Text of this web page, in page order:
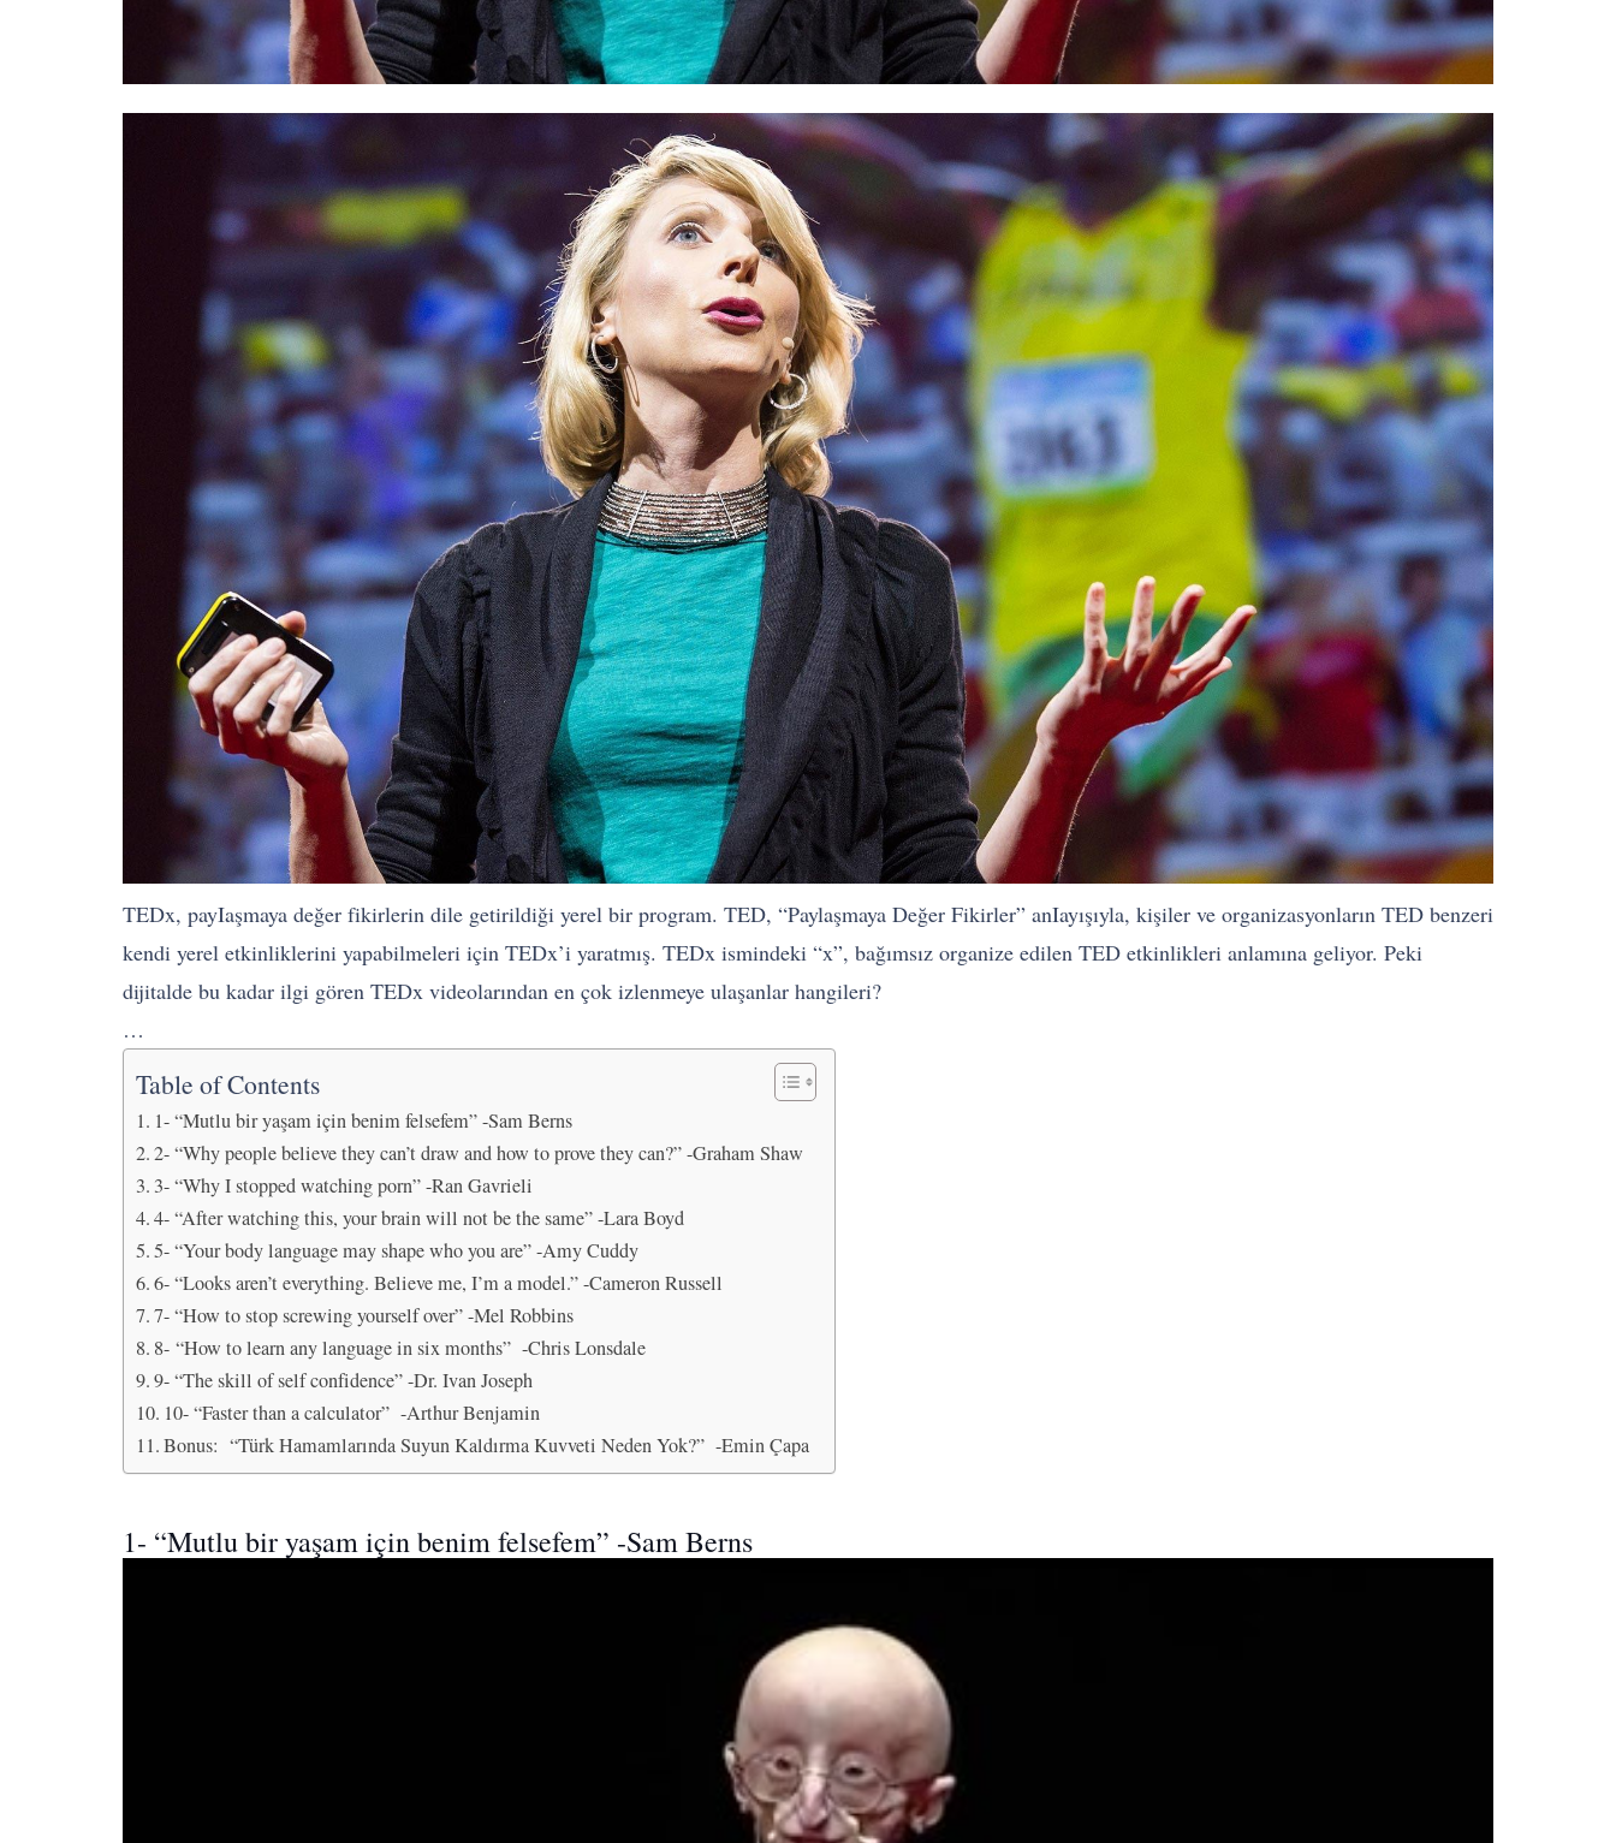
TEDx, payIaşmaya değer fikirlerin dile getirildiği yerel bir program. TED, “Paylaşmaya Değer Fikirler” anIayışıyla, kişiler ve organizasyonların TED benzeri
kendi yerel etkinliklerini yapabilmeleri için TEDx’i yaratmış. TEDx ismindeki “x”, bağımsız organize edilen TED etkinlikleri anlamına geliyor. Peki
dijitalde bu kadar ilgi gören TEDx videolarından en çok izlenmeye ulaşanlar hangileri?
…
Table of Contents
1- “Mutlu bir yaşam için benim felsefem” -Sam Berns
2- “Why people believe they can’t draw and how to prove they can?” -Graham Shaw
3- “Why I stopped watching porn” -Ran Gavrieli
4- “After watching this, your brain will not be the same” -Lara Boyd
5- “Your body language may shape who you are” -Amy Cuddy
6- “Looks aren’t everything. Believe me, I’m a model.” -Cameron Russell
7- “How to stop screwing yourself over” -Mel Robbins
8- “How to learn any language in six months” -Chris Lonsdale
9- “The skill of self confidence” -Dr. Ivan Joseph
10- “Faster than a calculator” -Arthur Benjamin
Bonus: “Türk Hamamlarında Suyun Kaldırma Kuvveti Neden Yok?” -Emin Çapa
1- “Mutlu bir yaşam için benim felsefem” -Sam Berns